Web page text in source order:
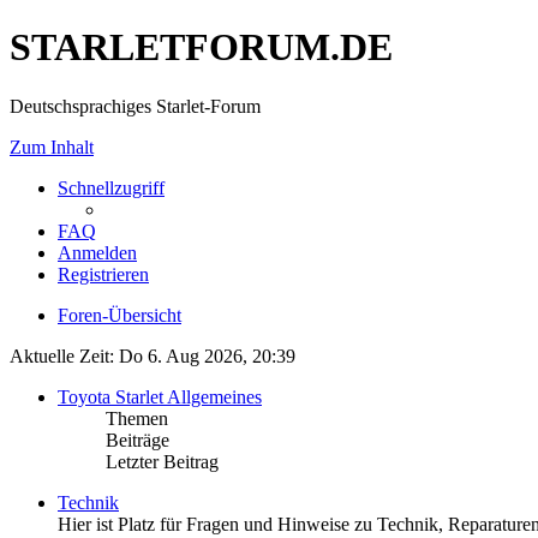
STARLETFORUM.DE
Deutschsprachiges Starlet-Forum
Zum Inhalt
Schnellzugriff
FAQ
Anmelden
Registrieren
Foren-Übersicht
Aktuelle Zeit: Do 6. Aug 2026, 20:39
Toyota Starlet Allgemeines
Themen
Beiträge
Letzter Beitrag
Technik
Hier ist Platz für Fragen und Hinweise zu Technik,